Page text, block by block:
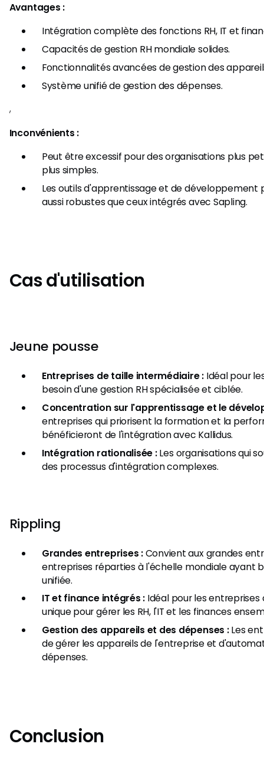
Avantages :
Intégration complète des fonctions RH, IT et
Capacités de gestion RH mondiale solides.
Fonctionnalités avancées de gestion des
Système unifié de gestion des dépenses.
,​
Inconvénients :
Peut être excessif pour des organisations plus
plus simples.
Les outils d'apprentissage et de développement
aussi robustes que ceux intégrés avec Sapling.
Cas d'utilisation
Jeune pousse
Entreprises de taille intermédiaire : Idéal pour
besoin d'une gestion RH spécialisée et ciblée.
Concentration sur l'apprentissage et le
entreprises qui priorisent la formation et la
bénéficieront de l'intégration avec Kallidus.
Intégration rationalisée :Les organisations qui
des processus d'intégration complexes.
Rippling
Grandes entreprises :Convient aux grandes
entreprises réparties à l'échelle mondiale ayant
unifiée.
IT et finance intégrés : Idéal pour les
unique pour gérer les RH, l'IT et les finances
Gestion des appareils et des dépenses :Les
de gérer les appareils de l'entreprise et
dépenses.
Conclusion